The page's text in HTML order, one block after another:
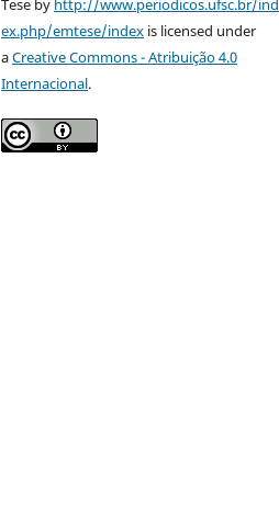
Tese by http://www.periodicos.ufsc.br/ind
ex.php/emtese/index is licensed under
aCreative Commons - Atribuição 4.0
Internacional.